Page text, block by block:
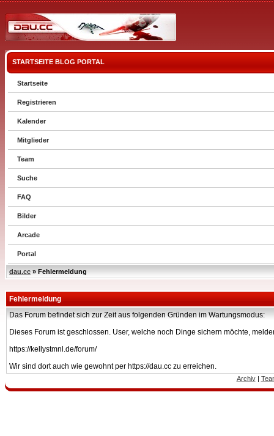
STARTSEITE BLOG PORTAL
Startseite
Registrieren
Kalender
Mitglieder
Team
Suche
FAQ
Bilder
Arcade
Portal
dau.cc » Fehlermeldung
Fehlermeldung
Das Forum befindet sich zur Zeit aus folgenden Gründen im Wartungsmodus:
Dieses Forum ist geschlossen. User, welche noch Dinge sichern möchte,
https://kellystmnl.de/forum/
Wir sind dort auch wie gewohnt per https://dau.cc zu erreichen.
Archiv|